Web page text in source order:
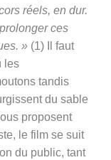
réels, en dur.
ces
» (1) Il faut
les
tandis
du sable
proposent
le film se suit
du public, tant